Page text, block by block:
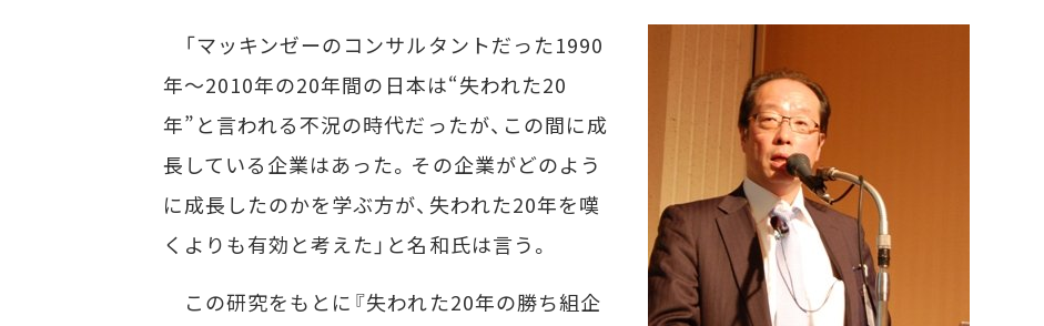
「マッキンゼーのコンサルタントだった1990
年～2010年の20年間の日本は“失われた20
年”と言われる不況の時代だったが、この間に成
長している企業はあった。その企業がどのよう
に成長したのかを学ぶ方が、失われた20年を嘆
くよりも有効と考えた」と名和氏は言う。
この研究をもとに『失われた20年の勝ち組企